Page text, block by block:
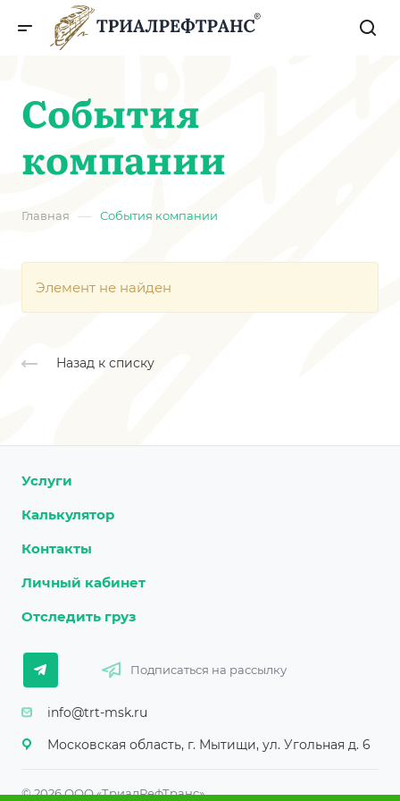
События
компании
Главная — События компании
Элемент не найден
Назад к списку
Услуги
Калькулятор
Контакты
Личный кабинет
Отследить груз
Подписаться на рассылку
info@trt-msk.ru
Московская область, г. Мытищи, ул. Угольная д. 6
© 2026 ООО «ТриалРефТранс»